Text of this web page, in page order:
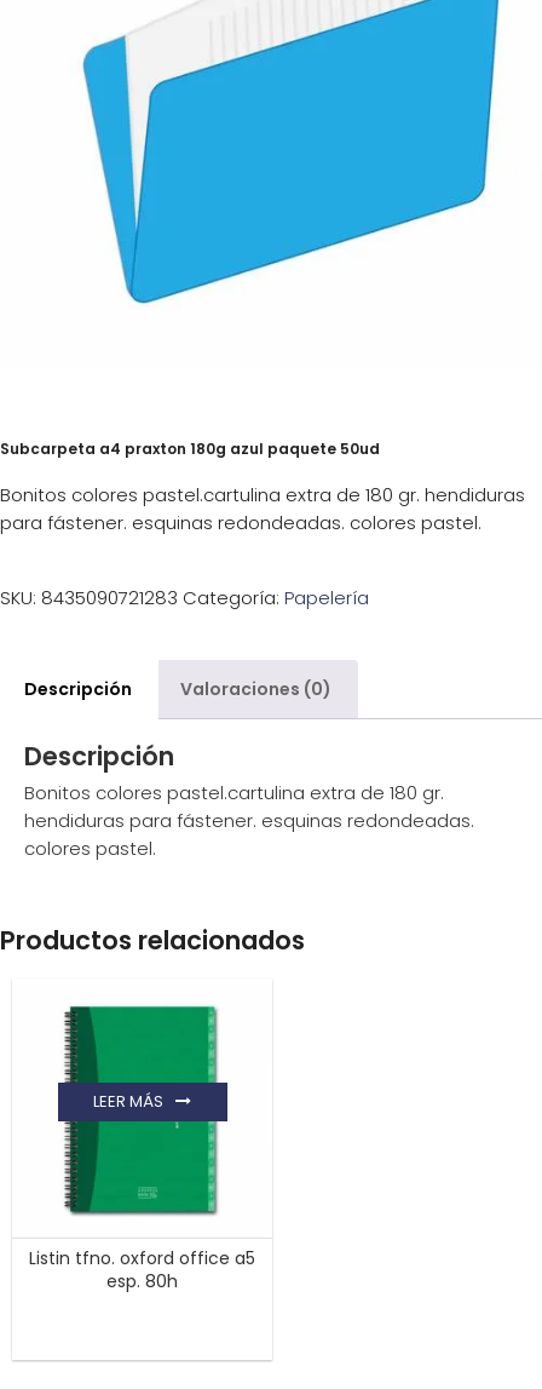
Subcarpeta a4 praxton 180g azul paquete 50ud
Bonitos colores pastel.cartulina extra de 180 gr. hendiduras
para fástener. esquinas redondeadas. colores pastel.
SKU: 8435090721283 Categoría: Papelería
Descripción Valoraciones (0)
Descripción
Bonitos colores pastel.cartulina extra de 180 gr.
hendiduras para fástener. esquinas redondeadas.
colores pastel.
Productos relacionados
Listin tfno. oxford office a5
esp. 80h
LEER MÁS